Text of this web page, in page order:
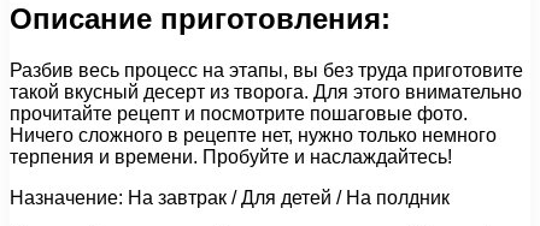
Описание приготовления:
Разбив весь процесс на этапы, вы без труда приготовите
такой вкусный десерт из творога. Для этого внимательно
прочитайте рецепт и посмотрите пошаговые фото.
Ничего сложного в рецепте нет, нужно только немного
терпения и времени. Пробуйте и наслаждайтесь!
Назначение: На завтрак / Для детей / На полдник